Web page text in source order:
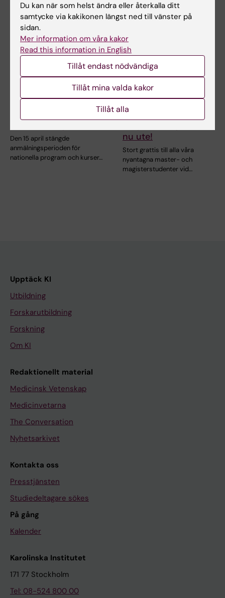
24 apr 2025
förstahandssökande
Den 15 april stängde
anmälningsperioden för
nationella program och kurser…
30 mar 2023
Antagningsbeskeden
till KI:s globala
master- och
nu ute!
Stort grattis till alla våra
nyantagna master- och
magisterstudenter vid…
Upptäck KI
Utbildning
Forskarutbildning
Forskning
Om KI
Redaktionellt material
Medicinsk Vetenskap
Medicinvetarna
The Conversation
Nyhetsarkivet
Kontakta oss
Presstjänsten
Studiedeltagare sökes
På gång
Kalender
Karolinska Institutet
171 77 Stockholm
Tel: 08-524 800 00
Du kan när som helst ändra eller återkalla ditt
samtycke via kakikonen längst ned till vänster på
sidan.
Mer information om våra kakor
Read this information in English
Tillåt endast nödvändiga
Tillåt mina valda kakor
Tillåt alla